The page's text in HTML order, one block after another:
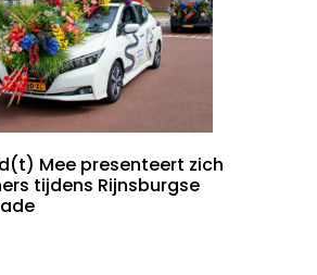
Mee presenteert zich
tijdens Rijnsburgse